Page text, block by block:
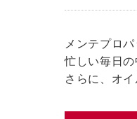
メンテプロ
忙しい毎日
さらに、オ